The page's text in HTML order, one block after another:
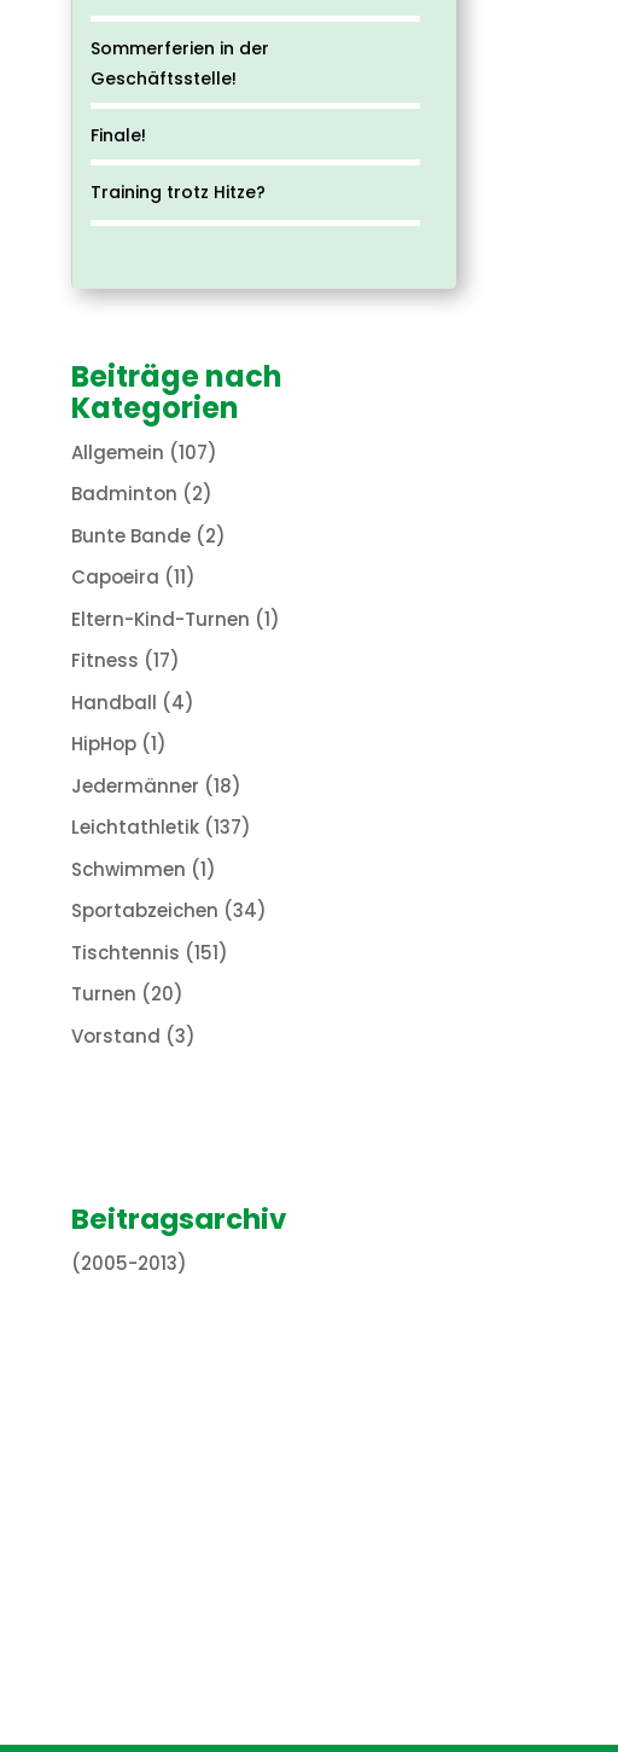
Sommerferien in der
Geschäftsstelle!
Finale!
Training trotz Hitze?
Beiträge nach
Kategorien
Allgemein (107)
Badminton (2)
Bunte Bande(2)
Capoeira (11)
Eltern-Kind-Turnen (1)
Fitness (17)
Handball (4)
HipHop(1)
Jedermänner (18)
Leichtathletik(137)
Schwimmen (1)
Sportabzeichen (34)
Tischtennis (151)
Turnen (20)
Vorstand (3)
Beitragsarchiv
(2005-2013)